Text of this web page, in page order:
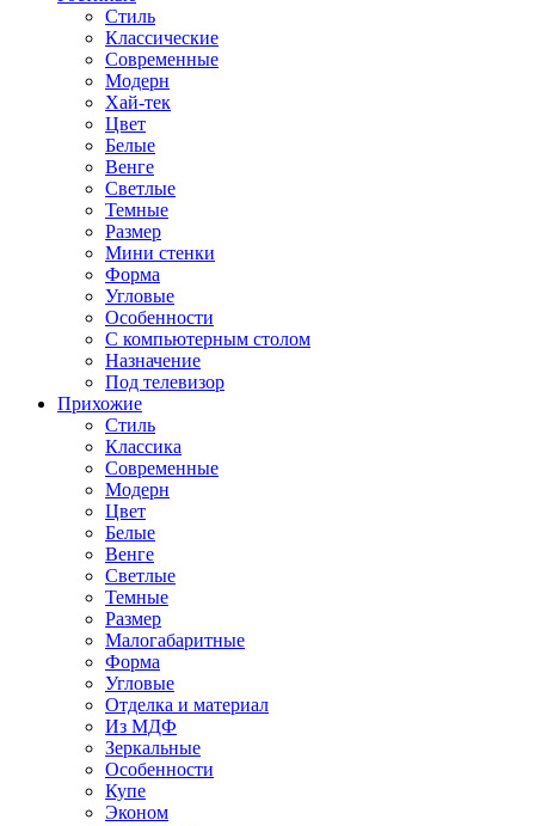
Стиль
Классические
Современные
Модерн
Хай-тек
Цвет
Белые
Венге
Светлые
Темные
Размер
Мини стенки
Форма
Угловые
Особенности
С компьютерным столом
Назначение
Под телевизор
Прихожие
Стиль
Классика
Современные
Модерн
Цвет
Белые
Венге
Светлые
Темные
Размер
Малогабаритные
Форма
Угловые
Отделка и материал
Из МДФ
Зеркальные
Особенности
Купе
Эконом